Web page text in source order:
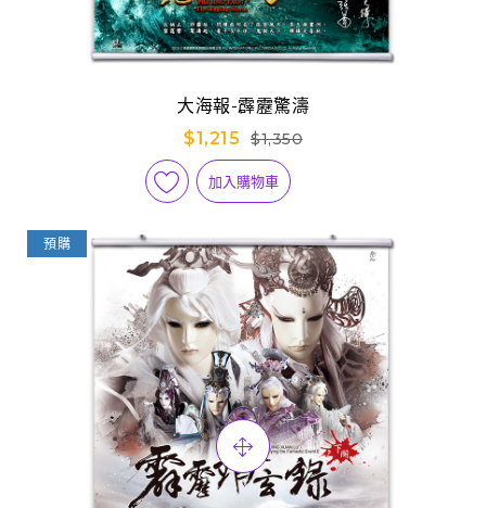
大海報-霹靂驚濤
$1,215
$1,350
加入購物車
預購